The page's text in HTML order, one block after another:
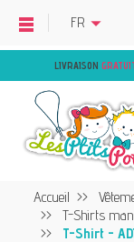
LIVRAISON
FR
Accueil
T-Shirts
T-Shirt -